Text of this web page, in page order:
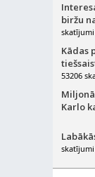
biržu
skatījumi
Kādas
53206
Karlo
skatījumi